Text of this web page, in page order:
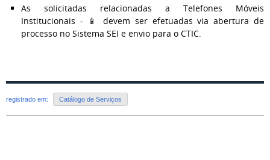
As solicitadas relacionadas a Telefones Móveis
Institucionais - 📱 devem ser efetuadas via abertura de
processo no Sistema SEI e envio para o CTIC.
registrado em: Catálogo de Serviços